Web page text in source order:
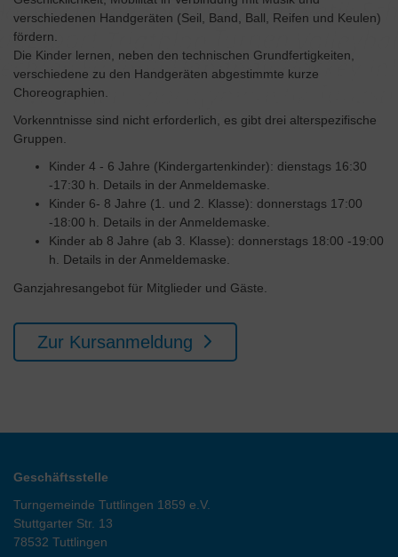
verschiedenen Handgeräten (Seil, Band, Ball, Reifen und Keulen)
fördern.
Die Kinder lernen, neben den technischen Grundfertigkeiten,
verschiedene zu den Handgeräten abgestimmte kurze
Choreographien.
Vorkenntnisse sind nicht erforderlich, es gibt drei alterspezifische
Gruppen.
Kinder 4 - 6 Jahre (Kindergartenkinder): dienstags 16:30
-17:30 h. Details in der Anmeldemaske.
Kinder 6- 8 Jahre (1. und 2. Klasse): donnerstags 17:00
-18:00 h. Details in der Anmeldemaske.
Kinder ab 8 Jahre (ab 3. Klasse): donnerstags 18:00 -19:00
h. Details in der Anmeldemaske.
Ganzjahresangebot für Mitglieder und Gäste.
Zur Kursanmeldung
Geschäftsstelle
Turngemeinde Tuttlingen 1859 e.V.
Stuttgarter Str. 13
78532 Tuttlingen